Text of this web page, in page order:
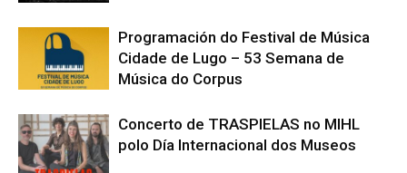
Programación do Festival de Música
Cidade de Lugo – 53 Semana de
Música do Corpus
Concerto de TRASPIELAS no MIHL
polo Día Internacional dos Museos